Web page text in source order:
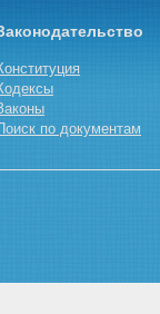
по документам